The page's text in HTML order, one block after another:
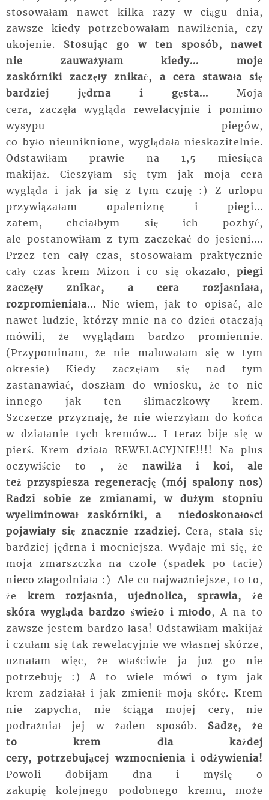
stosowałam nawet kilka razy w ciągu dnia,
zawsze kiedy potrzebowałam nawilżenia, czy
ukojenie. Stosując go w ten sposób, nawet
nie zauważyłam kiedy... moje
zaskórniki zaczęły znikać, a cera stawała się
bardziej jędrna i gęsta... Moja
cera, zaczęła wygląda rewelacyjnie i pomimo
wysypu piegów,
co było nieuniknione, wyglądała nieskazitelnie.
Odstawiłam prawie na 1,5 miesiąca
makijaż. Cieszyłam się tym jak moja cera
wygląda i jak ja się z tym czuję :) Z urlopu
przywiązałam opaleniznę i piegi...
zatem, chciałbym się ich pozbyć,
ale postanowiłam z tym zaczekać do jesieni....
Przez ten cały czas, stosowałam praktycznie
cały czas krem Mizon i co się okazało, piegi
zaczęły znikać, a cera rozjaśniała,
rozpromieniała...Nie wiem, jak to opisać, ale
nawet ludzie, którzy mnie na co dzień otaczają
mówili, że wyglądam bardzo promiennie.
(Przypominam, że nie malowałam się w tym
okresie) Kiedy zaczęłam się nad tym
zastanawiać, doszłam do wniosku, że to nic
innego jak ten ślimaczkowy krem.
Szczerze przyznaję, że nie wierzyłam do końca
w działanie tych kremów... I teraz bije się w
pierś. Krem działa REWELACYJNIE!!!! Na plus
oczywiście to , że nawilża i koi, ale
też przyspiesza regenerację (mój spalony nos)
Radzi sobie ze zmianami, w dużym stopniu
wyeliminował zaskórniki, a niedoskonałości
pojawiały się znacznie rzadziej. Cera, stała się
bardziej jędrna i mocniejsza. Wydaje mi się, że
moja zmarszczka na czole (spadek po tacie)
nieco złagodniała :) Ale co najważniejsze, to to,
że krem rozjaśnia, ujednolica, sprawia, że
skóra wygląda bardzo świeżo i młodo, A na to
zawsze jestem bardzo łasa! Odstawiłam makijaż
i czułam się tak rewelacyjnie we własnej skórze,
uznałam więc, że właściwie ja już go nie
potrzebuję :) A to wiele mówi o tym jak
krem zadziałał i jak zmienił moją skórę. Krem
nie zapycha, nie ściąga mojej cery, nie
podrażniał jej w żaden sposób. Sadzę, że
to krem dla każdej
cery, potrzebującej wzmocnienia i odżywienia!
Powoli dobijam dna i myślę o
zakupię kolejnego podobnego kremu, może